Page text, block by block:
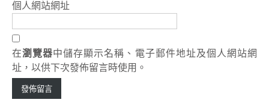
個人網站網址
在瀏覽器中儲存顯示名稱、電子郵件地址及個人網站網
址，以供下次發佈留言時使用。